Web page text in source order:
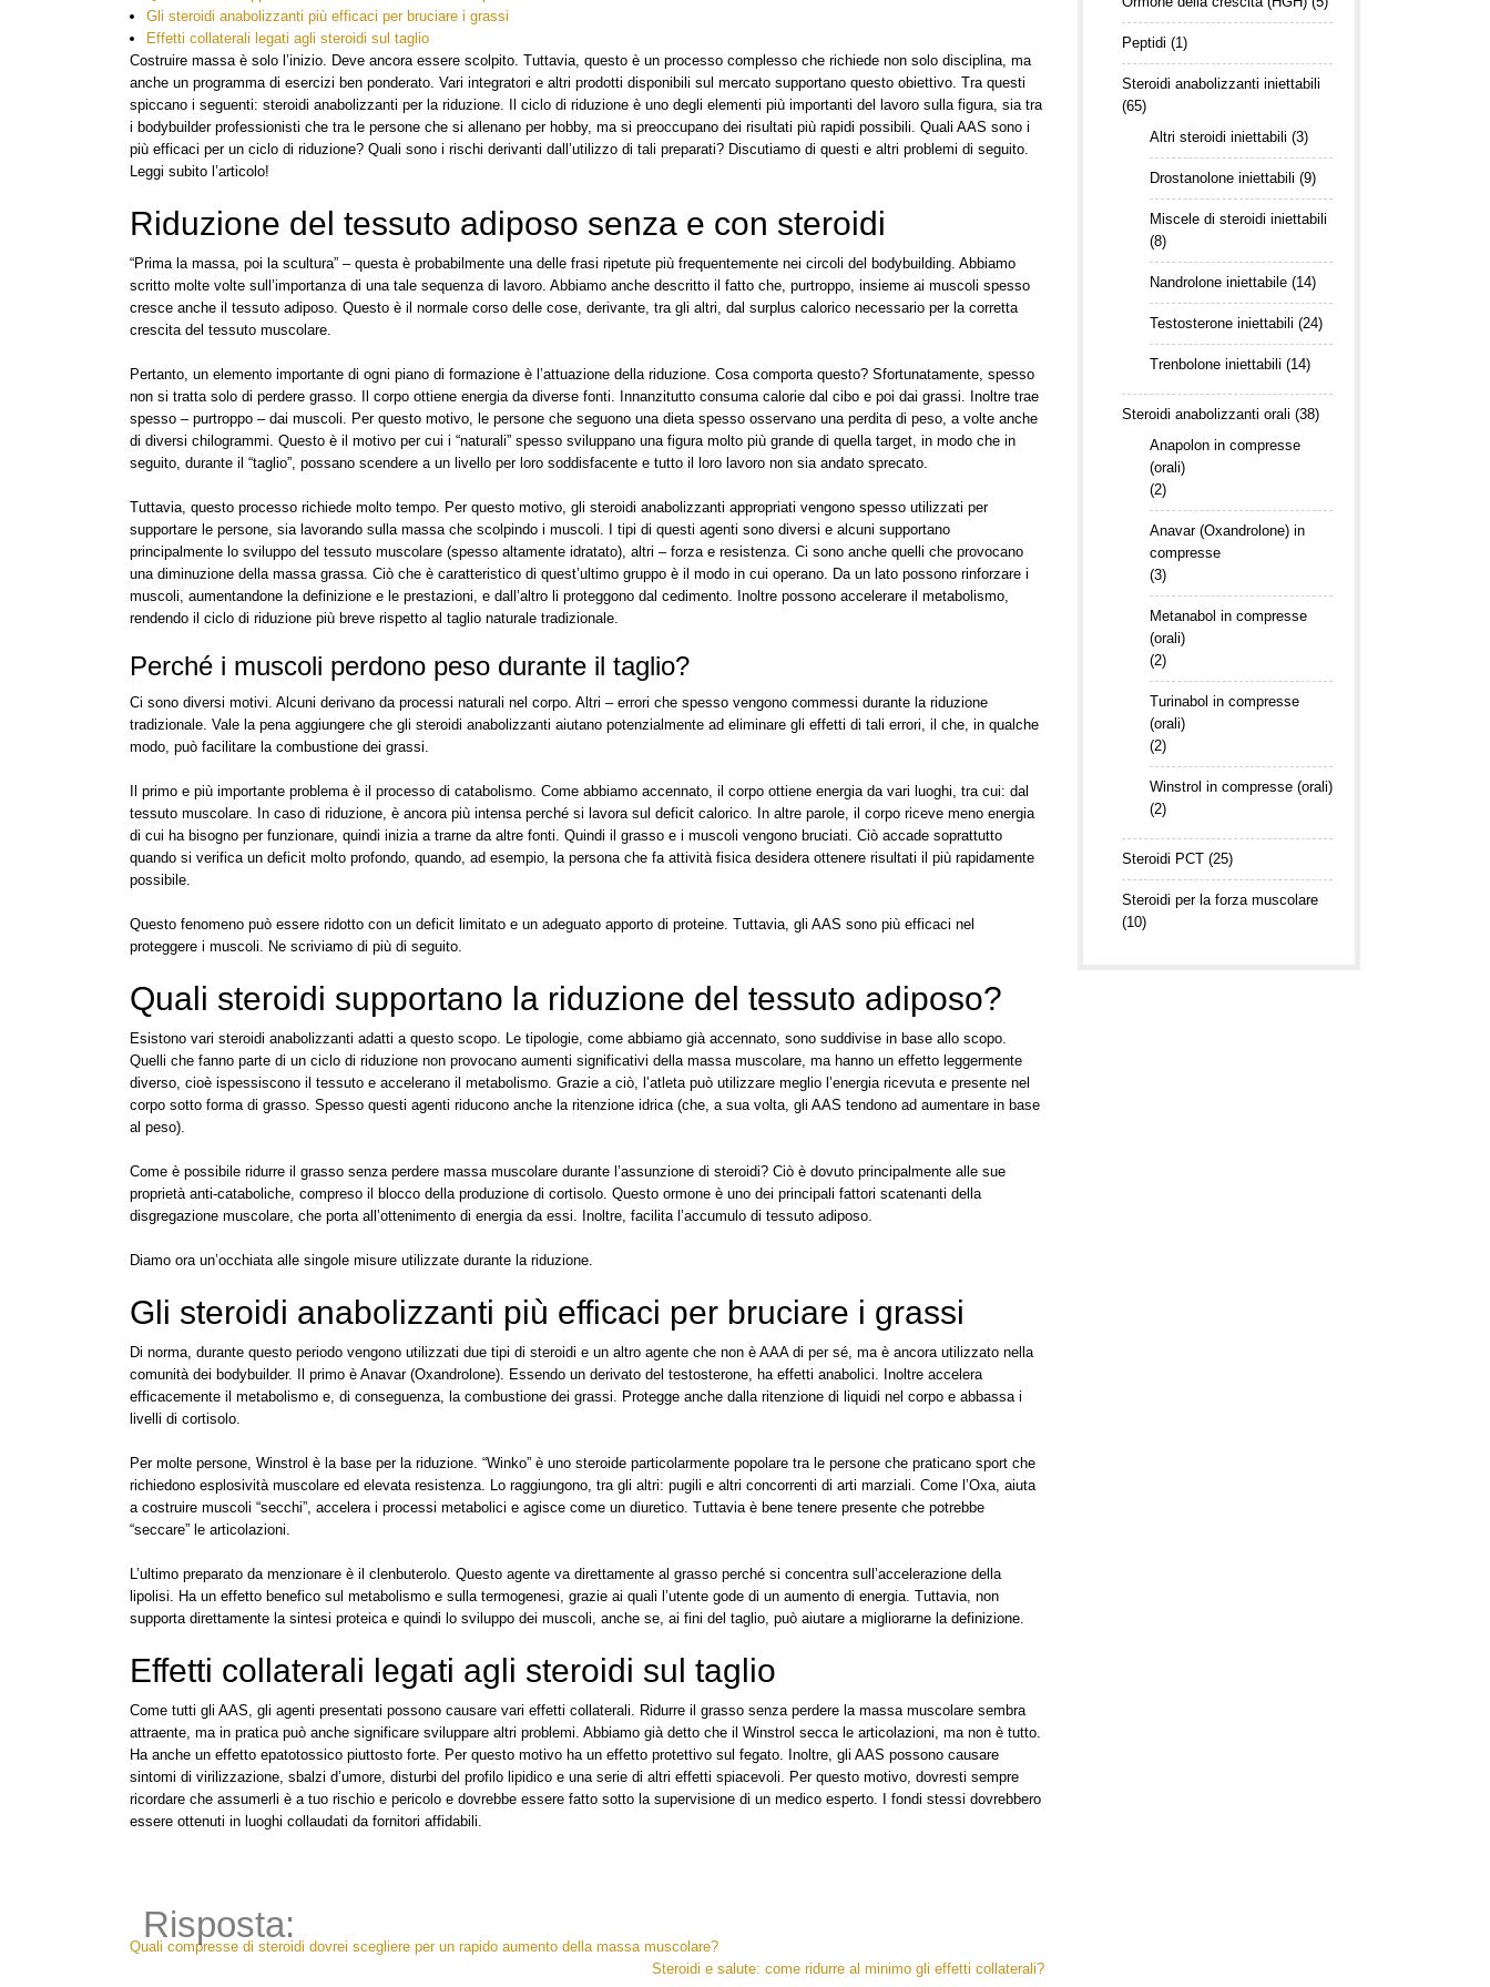
Gli steroidi anabolizzanti più efficaci per bruciare i grassi
Effetti collaterali legati agli steroidi sul taglio
Costruire massa è solo l’inizio. Deve ancora essere scolpito. Tuttavia, questo è un processo complesso che richiede non solo disciplina, ma
anche un programma di esercizi ben ponderato. Vari integratori e altri prodotti disponibili sul mercato supportano questo obiettivo. Tra questi
spiccano i seguenti: steroidi anabolizzanti per la riduzione. Il ciclo di riduzione è uno degli elementi più importanti del lavoro sulla figura, sia tra
i bodybuilder professionisti che tra le persone che si allenano per hobby, ma si preoccupano dei risultati più rapidi possibili. Quali AAS sono i
più efficaci per un ciclo di riduzione? Quali sono i rischi derivanti dall’utilizzo di tali preparati? Discutiamo di questi e altri problemi di seguito.
Leggi subito l’articolo!
Riduzione del tessuto adiposo senza e con steroidi
“Prima la massa, poi la scultura” – questa è probabilmente una delle frasi ripetute più frequentemente nei circoli del bodybuilding. Abbiamo
scritto molte volte sull’importanza di una tale sequenza di lavoro. Abbiamo anche descritto il fatto che, purtroppo, insieme ai muscoli spesso
cresce anche il tessuto adiposo. Questo è il normale corso delle cose, derivante, tra gli altri, dal surplus calorico necessario per la corretta
crescita del tessuto muscolare.
Pertanto, un elemento importante di ogni piano di formazione è l’attuazione della riduzione. Cosa comporta questo? Sfortunatamente, spesso
non si tratta solo di perdere grasso. Il corpo ottiene energia da diverse fonti. Innanzitutto consuma calorie dal cibo e poi dai grassi. Inoltre trae
spesso – purtroppo – dai muscoli. Per questo motivo, le persone che seguono una dieta spesso osservano una perdita di peso, a volte anche
di diversi chilogrammi. Questo è il motivo per cui i “naturali” spesso sviluppano una figura molto più grande di quella target, in modo che in
seguito, durante il “taglio”, possano scendere a un livello per loro soddisfacente e tutto il loro lavoro non sia andato sprecato.
Tuttavia, questo processo richiede molto tempo. Per questo motivo, gli steroidi anabolizzanti appropriati vengono spesso utilizzati per
supportare le persone, sia lavorando sulla massa che scolpindo i muscoli. I tipi di questi agenti sono diversi e alcuni supportano
principalmente lo sviluppo del tessuto muscolare (spesso altamente idratato), altri – forza e resistenza. Ci sono anche quelli che provocano
una diminuzione della massa grassa. Ciò che è caratteristico di quest’ultimo gruppo è il modo in cui operano. Da un lato possono rinforzare i
muscoli, aumentandone la definizione e le prestazioni, e dall’altro li proteggono dal cedimento. Inoltre possono accelerare il metabolismo,
rendendo il ciclo di riduzione più breve rispetto al taglio naturale tradizionale.
Perché i muscoli perdono peso durante il taglio?
Ci sono diversi motivi. Alcuni derivano da processi naturali nel corpo. Altri – errori che spesso vengono commessi durante la riduzione
tradizionale. Vale la pena aggiungere che gli steroidi anabolizzanti aiutano potenzialmente ad eliminare gli effetti di tali errori, il che, in qualche
modo, può facilitare la combustione dei grassi.
Il primo e più importante problema è il processo di catabolismo. Come abbiamo accennato, il corpo ottiene energia da vari luoghi, tra cui: dal
tessuto muscolare. In caso di riduzione, è ancora più intensa perché si lavora sul deficit calorico. In altre parole, il corpo riceve meno energia
di cui ha bisogno per funzionare, quindi inizia a trarne da altre fonti. Quindi il grasso e i muscoli vengono bruciati. Ciò accade soprattutto
quando si verifica un deficit molto profondo, quando, ad esempio, la persona che fa attività fisica desidera ottenere risultati il ​​più rapidamente
possibile.
Questo fenomeno può essere ridotto con un deficit limitato e un adeguato apporto di proteine. Tuttavia, gli AAS sono più efficaci nel
proteggere i muscoli. Ne scriviamo di più di seguito.
Quali steroidi supportano la riduzione del tessuto adiposo?
Esistono vari steroidi anabolizzanti adatti a questo scopo. Le tipologie, come abbiamo già accennato, sono suddivise in base allo scopo.
Quelli che fanno parte di un ciclo di riduzione non provocano aumenti significativi della massa muscolare, ma hanno un effetto leggermente
diverso, cioè ispessiscono il tessuto e accelerano il metabolismo. Grazie a ciò, l’atleta può utilizzare meglio l’energia ricevuta e presente nel
corpo sotto forma di grasso. Spesso questi agenti riducono anche la ritenzione idrica (che, a sua volta, gli AAS tendono ad aumentare in base
al peso).
Come è possibile ridurre il grasso senza perdere massa muscolare durante l’assunzione di steroidi? Ciò è dovuto principalmente alle sue
proprietà anti-cataboliche, compreso il blocco della produzione di cortisolo. Questo ormone è uno dei principali fattori scatenanti della
disgregazione muscolare, che porta all’ottenimento di energia da essi. Inoltre, facilita l’accumulo di tessuto adiposo.
Diamo ora un’occhiata alle singole misure utilizzate durante la riduzione.
Gli steroidi anabolizzanti più efficaci per bruciare i grassi
Di norma, durante questo periodo vengono utilizzati due tipi di steroidi e un altro agente che non è AAA di per sé, ma è ancora utilizzato nella
comunità dei bodybuilder. Il primo è Anavar (Oxandrolone). Essendo un derivato del testosterone, ha effetti anabolici. Inoltre accelera
efficacemente il metabolismo e, di conseguenza, la combustione dei grassi. Protegge anche dalla ritenzione di liquidi nel corpo e abbassa i
livelli di cortisolo.
Per molte persone, Winstrol è la base per la riduzione. “Winko” è uno steroide particolarmente popolare tra le persone che praticano sport che
richiedono esplosività muscolare ed elevata resistenza. Lo raggiungono, tra gli altri: pugili e altri concorrenti di arti marziali. Come l’Oxa, aiuta
a costruire muscoli “secchi”, accelera i processi metabolici e agisce come un diuretico. Tuttavia è bene tenere presente che potrebbe
“seccare” le articolazioni.
L’ultimo preparato da menzionare è il clenbuterolo. Questo agente va direttamente al grasso perché si concentra sull’accelerazione della
lipolisi. Ha un effetto benefico sul metabolismo e sulla termogenesi, grazie ai quali l’utente gode di un aumento di energia. Tuttavia, non
supporta direttamente la sintesi proteica e quindi lo sviluppo dei muscoli, anche se, ai fini del taglio, può aiutare a migliorarne la definizione.
Effetti collaterali legati agli steroidi sul taglio
Come tutti gli AAS, gli agenti presentati possono causare vari effetti collaterali. Ridurre il grasso senza perdere la massa muscolare sembra
attraente, ma in pratica può anche significare sviluppare altri problemi. Abbiamo già detto che il Winstrol secca le articolazioni, ma non è tutto.
Ha anche un effetto epatotossico piuttosto forte. Per questo motivo ha un effetto protettivo sul fegato. Inoltre, gli AAS possono causare
sintomi di virilizzazione, sbalzi d’umore, disturbi del profilo lipidico e una serie di altri effetti spiacevoli. Per questo motivo, dovresti sempre
ricordare che assumerli è a tuo rischio e pericolo e dovrebbe essere fatto sotto la supervisione di un medico esperto. I fondi stessi dovrebbero
essere ottenuti in luoghi collaudati da fornitori affidabili.
Risposta:
Navigazione
Quali compresse di steroidi dovrei scegliere per un rapido aumento della massa muscolare?
Steroidi e salute: come ridurre al minimo gli effetti collaterali?
Peptidi (1)
Steroidi anabolizzanti iniettabili
(65)
Altri steroidi iniettabili (3)
Drostanolone iniettabili (9)
Miscele di steroidi iniettabili
(8)
Nandrolone iniettabile (14)
Testosterone iniettabili (24)
Trenbolone iniettabili (14)
Steroidi anabolizzanti orali (38)
Anapolon in compresse
(orali)
(2)
Anavar (Oxandrolone) in
compresse
(3)
Metanabol in compresse
(orali)
(2)
Turinabol in compresse
(orali)
(2)
Winstrol in compresse (orali)
(2)
Steroidi PCT (25)
Steroidi per la forza muscolare
(10)